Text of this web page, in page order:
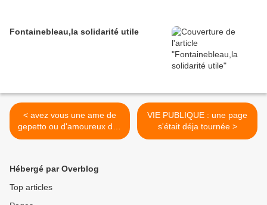
Fontainebleau,la solidarité utile
< avez vous une ame de
gepetto ou d'amoureux des
poupées ?
VIE PUBLIQUE : une page
s'était déja tournée >
Hébergé par Overblog
Top articles